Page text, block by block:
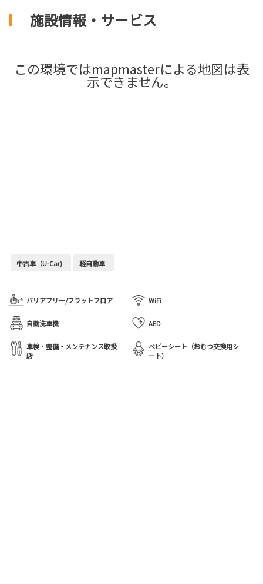
施設情報・サービス
中古車（U-Car) 軽自動車
バリアフリー/フラットフロア WiFi
自動洗車機 AED
車検・整備・メンテナンス取扱
店
ベビーシート（おむつ交換用シ
ート）
この環境ではmapmasterによる地図は表
示できません。